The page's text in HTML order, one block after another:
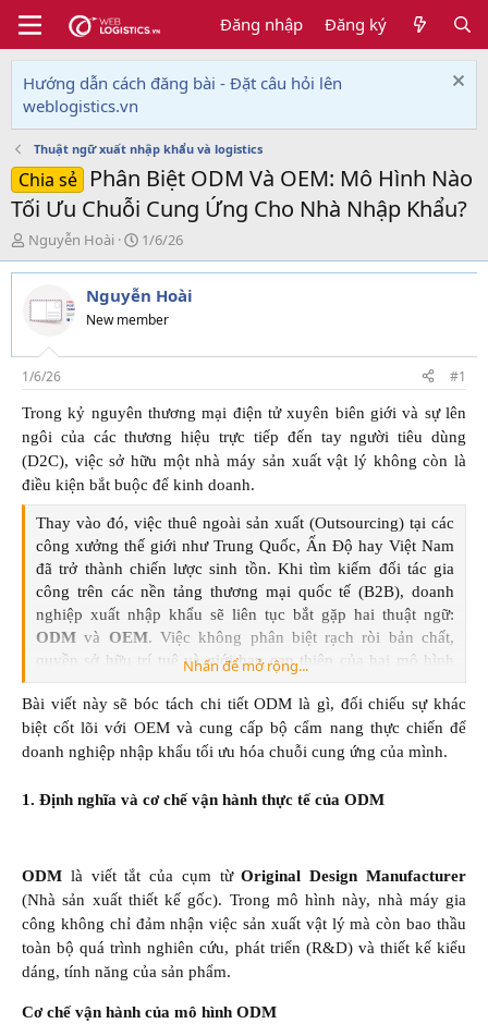
Đăng nhập Đăng ký
Hướng dẫn cách đăng bài - Đặt câu hỏi lên
weblogistics.vn
Thuật ngữ xuất nhập khẩu và logistics
Chia sẻ
Phân Biệt ODM Và OEM: Mô Hình Nào
Tối Ưu Chuỗi Cung Ứng Cho Nhà Nhập Khẩu?
T
h
r
e
a
s
t
a
r
t
e
Nguyễn Hoài
N
g
à
y
g
i
1/6/26
Nguyễn Hoài
New member
1/6/26 #1
Trong kỷ nguyên thương mại điện tử xuyên biên giới và sự lên
ngôi của các thương hiệu trực tiếp đến tay người tiêu dùng
(D2C), việc sở hữu một nhà máy sản xuất vật lý không còn là
điều kiện bắt buộc để kinh doanh.
Thay vào đó, việc thuê ngoài sản xuất (Outsourcing) tại các
công xưởng thế giới như Trung Quốc, Ấn Độ hay Việt Nam
đã trở thành chiến lược sinh tồn. Khi tìm kiếm đối tác gia
công trên các nền tảng thương mại quốc tế (B2B), doanh
nghiệp xuất nhập khẩu sẽ liên tục bắt gặp hai thuật ngữ:
ODM và OEM. Việc không phân biệt rạch ròi bản chất,
quyền sở hữu trí tuệ và giới hạn can thiệp của hai mô hình
này thường dẫn đến những sai lầm nghiêm trọng trong việc
định giá sản phẩm, đàm phán hợp đồng và kiểm soát rủi ro
pháp lý.
Nhấn để mở rộng...
Bài viết này sẽ bóc tách chi tiết ODM là gì, đối chiếu sự khác
biệt cốt lõi với OEM và cung cấp bộ cẩm nang thực chiến để
doanh nghiệp nhập khẩu tối ưu hóa chuỗi cung ứng của mình.
1. Định nghĩa và cơ chế vận hành thực tế của ODM
ODM là viết tắt của cụm từOriginal Design Manufacturer
(Nhà sản xuất thiết kế gốc). Trong mô hình này, nhà máy gia
công không chỉ đảm nhận việc sản xuất vật lý mà còn bao thầu
toàn bộ quá trình nghiên cứu, phát triển (R&D) và thiết kế kiểu
dáng, tính năng của sản phẩm.
Cơ chế vận hành của mô hình ODM